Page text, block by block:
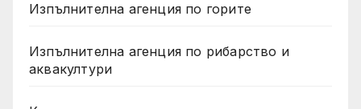
Изпълнителна агенция по горите
Изпълнителна агенция по рибарство и
аквакултури